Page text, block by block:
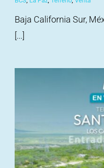
Baja California Sur,
[...]